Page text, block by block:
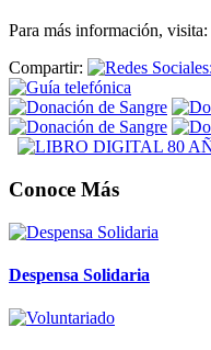
Para más información, visita:
Compartir:
Conoce Más
Despensa Solidaria